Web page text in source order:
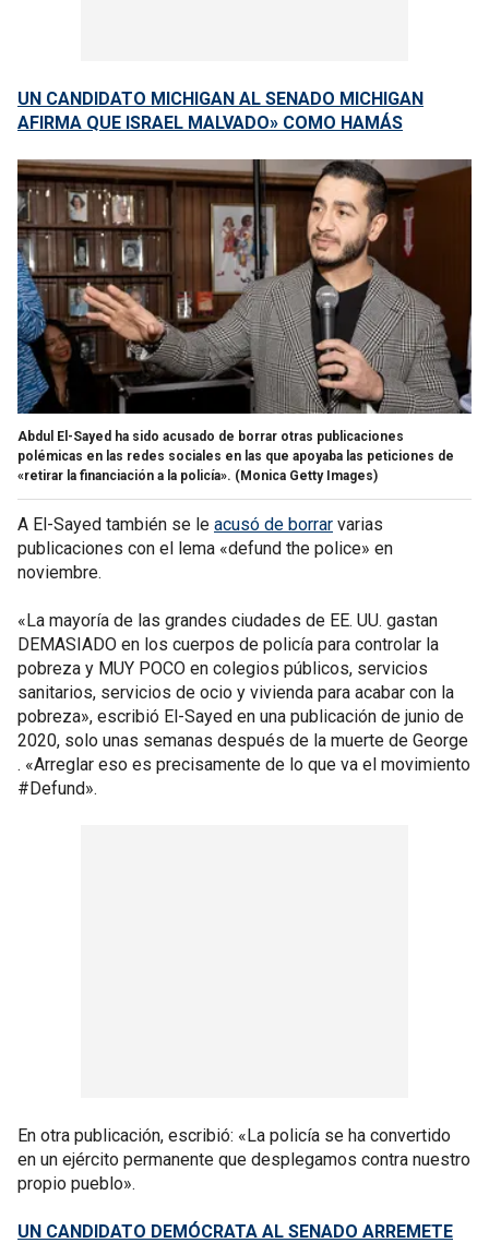
UN CANDIDATO MICHIGAN AL SENADO MICHIGAN
AFIRMA QUE ISRAEL MALVADO» COMO HAMÁS
Abdul El-Sayed ha sido acusado de borrar otras publicaciones
polémicas en las redes sociales en las que apoyaba las peticiones de
«retirar la financiación a la policía». (Monica Getty Images)
A El-Sayed también se le acusó de borrar varias
publicaciones con el lema «defund the police» en
noviembre.
«La mayoría de las grandes ciudades de EE. UU. gastan
DEMASIADO en los cuerpos de policía para controlar la
pobreza y MUY POCO en colegios públicos, servicios
sanitarios, servicios de ocio y vivienda para acabar con la
pobreza», escribió El-Sayed en una publicación de junio de
2020, solo unas semanas después de la muerte de George
. «Arreglar eso es precisamente de lo que va el movimiento
#Defund».
En otra publicación, escribió: «La policía se ha convertido
en un ejército permanente que desplegamos contra nuestro
propio pueblo».
UN CANDIDATO DEMÓCRATA AL SENADO ARREMETE